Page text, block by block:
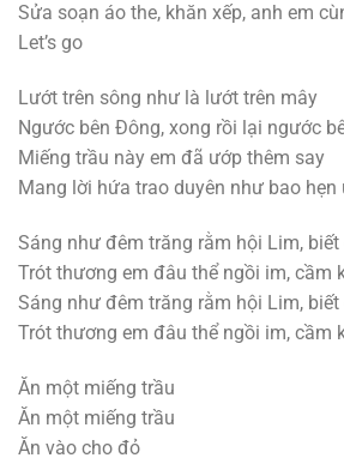
Sửa soạn áo the, khăn xếp, anh em
Let’s go
Lướt trên sông như là lướt trên mây
Ngước bên Đông, xong rồi lại ngước
Miếng trầu này em đã ướp thêm say
Mang lời hứa trao duyên như bao hẹn
Sáng như đêm trăng rằm hội Lim,
Trót thương em đâu thể ngồi im, cầm
Sáng như đêm trăng rằm hội Lim,
Trót thương em đâu thể ngồi im, cầm
Ăn một miếng trầu
Ăn một miếng trầu
Ăn vào cho đỏ